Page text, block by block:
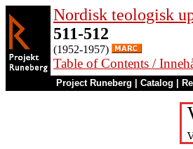
Nordisk teologisk
511-512
(1952-1957)
Table of Contents /
Project Runeberg Catalog